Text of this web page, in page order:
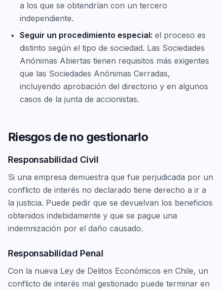
a los que se obtendrían con un tercero
independiente.
Seguir un procedimiento especial: el proceso es
distinto según el tipo de sociedad. Las Sociedades
Anónimas Abiertas tienen requisitos más exigentes
que las Sociedades Anónimas Cerradas,
incluyendo aprobación del directorio y en algunos
casos de la junta de accionistas.
Riesgos de no gestionarlo
Responsabilidad Civil
Si una empresa demuestra que fue perjudicada por un
conflicto de interés no declarado tiene derecho a ir a
la justicia. Puede pedir que se devuelvan los beneficios
obtenidos indebidamente y que se pague una
indemnización por el daño causado.
Responsabilidad Penal
Con la nueva Ley de Delitos Económicos en Chile, un
conflicto de interés mal gestionado puede terminar en